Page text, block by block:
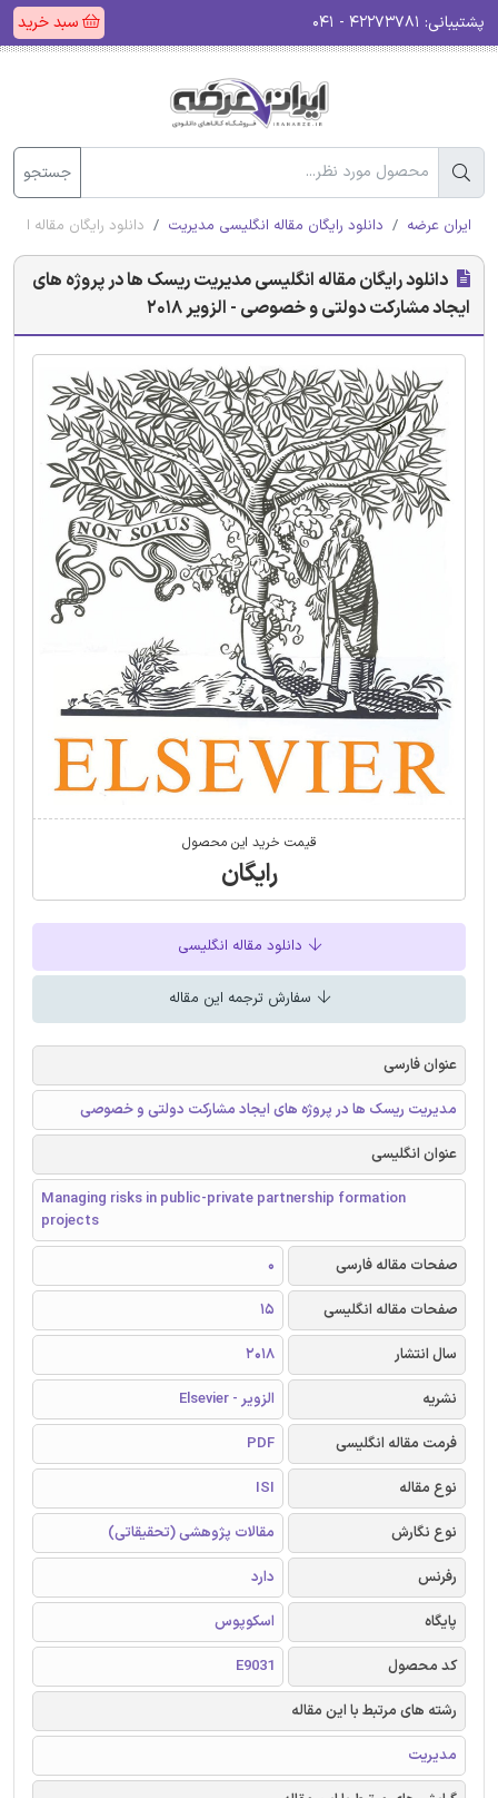
پشتیبانی: سبد خرید
جستجو
ایران عرضه دانلود رایگان مقاله انگلیسی مدیریت دانلود رایگان مقاله
دانلود رایگان مقاله انگلیسی مدیریت ریسک ها در پروژه های
ایجاد مشارکت دولتی و خصوصی - الزویر 2018
قیمت خرید این محصول
رایگان
دانلود مقاله انگلیسی
سفارش ترجمه این مقاله
عنوان فارسی
مدیریت ریسک ها در پروژه های ایجاد مشارکت دولتی و خصوصی
عنوان انگلیسی
Managing risks in public-private partnership formation
projects
صفحات مقاله فارسی
0
صفحات مقاله انگلیسی
15
سال انتشار
2018
نشریه
الزویر - Elsevier
فرمت مقاله انگلیسی
PDF
نوع مقاله
ISI
نوع نگارش
مقالات پژوهشی (تحقیقاتی)
رفرنس
دارد
پایگاه
اسکوپوس
کد محصول
E9031
رشته های مرتبط با این مقاله
مدیریت